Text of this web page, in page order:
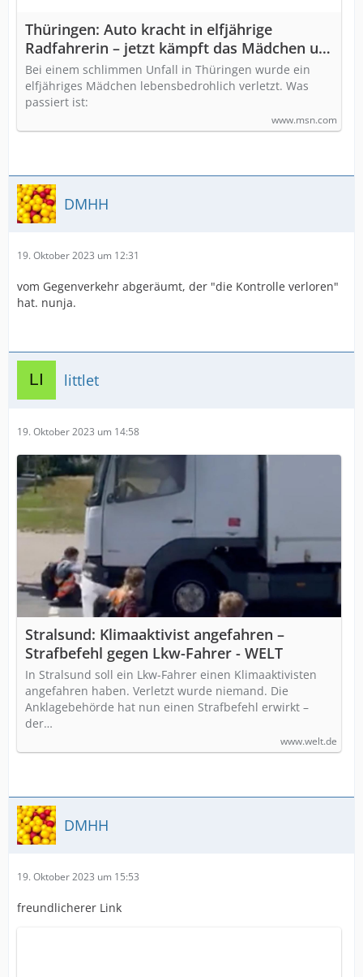
Thüringen: Auto kracht in elfjährige
Radfahrerin – jetzt kämpft das Mädchen um
ihr Leben
Bei einem schlimmen Unfall in Thüringen wurde ein
elfjähriges Mädchen lebensbedrohlich verletzt. Was
passiert ist:
www.msn.com
DMHH
19. Oktober 2023 um 12:31
vom Gegenverkehr abgeräumt, der "die Kontrolle verloren"
hat. nunja.
littlet
19. Oktober 2023 um 14:58
Stralsund: Klimaaktivist angefahren –
Strafbefehl gegen Lkw-Fahrer - WELT
In Stralsund soll ein Lkw-Fahrer einen Klimaaktivisten
angefahren haben. Verletzt wurde niemand. Die
Anklagebehörde hat nun einen Strafbefehl erwirkt –
der…
www.welt.de
DMHH
19. Oktober 2023 um 15:53
freundlicherer Link